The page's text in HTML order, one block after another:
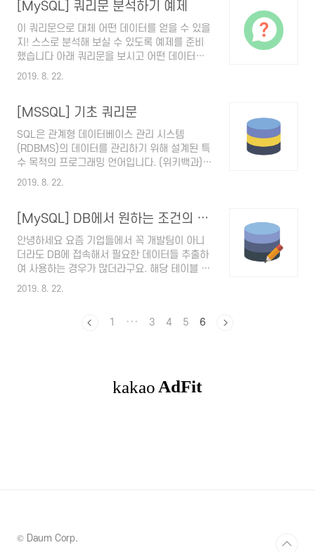
함수는 구글 ..
키워드 등록 얼마나 했는지 알려줘~ 1. 팀별로
등록한 키워드가 쌓이는 DB에 접속해서 where
문으로 날짜 조건을 걸어서 raw data 를 뽑고
구글 스프레드시트에 복붙! 2. 팀별 코드가 의미
하는 팀 이름을 알 수 있는 DB에 접속해서 raw
data 를 가져와 구글 스프레드 시트에 복붙한
은 화면 3. 함수를 슉슉 사용하여 보기 좋게 정
리한다. 이번에 사용한 함수는 uniqu..
[MySQL] 쿼리문 분석하기 예제
이 쿼리문으로 대체 어떤 데이터를 얻을 수 있을
지! 스스로 분석해 보실 수 있도록 예제를 준비
했습니다 아래 쿼리문을 보시고 어떤 데이터를
얻을 수 있을지 한번 생각해보세요! 답은 아래에
----------------------------------------------
--- SELECT KEYWORD ,SUM(QC) AS QC
// QC : 쿼리(키워드) 검색량을 나타내는 칼럼
,SUM(CLK_CNT) AS CC // CLK_CNT : 쿼리
검색 결과들 중 무엇이라도 클릭한 횟수를 나타
내는 칼럼 ,(SUM(CLK_CNT)/SUM(QC)) AS
2019. 8. 22.
[MSSQL] 기초 쿼리문
SQL은 관계형 데이터베이스 관리 시스템
(RDBMS)의 데이터를 관리하기 위해 설계된 특
수 목적의 프로그래밍 언어입니다. (위키백과)
SQL 언어를 사용해서 데이터를 관리하고 검색
오늘은 MSSQL의 기본 표현들을 소개해 보겠습
니다. ▶SELECT, FROM, TOP SELECT 칼럼명
1, 칼럼명2, 칼럼명3 FROM 테이블명 ex)
SELECT a,b,c FROM A => DB에 있는 많은 테
이블들 중 A 테이블에서 칼럼 a,b,c 보여줘 ex)
SELECT * FROM A => DB에 있는 많은 테이
▶where, group by, order by where 칼럼명
2019. 8. 22.
[MySQL] DB에서 원하는 조건의 데이터 추출하기
안녕하세요 요즘 기업들에서 꼭 개발팀이 아니
더라도 DB에 접속해서 필요한 데이터들 추출하
여 사용하는 경우가 많더라구요. 해당 테이블 권
한만 받아서요. 성과 데이터가 필요하기도 하고,
(?) 자주 쓰이는 간단한 쿼리문 공유드려요 :) ★
가 즐비해있다! 그 중에 내가 원하는 조건의 데
이터만 깔끔하게 추출하고싶다! 그것도 간단하
2019. 8. 22.
1 ··· 3 4 5 6
© Daum Corp.